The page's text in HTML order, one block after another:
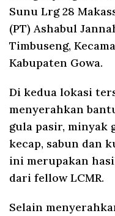
Sunu Lrg 28
(PT) Ashabul
Timbuseng,
Kabupaten Gowa.
Di kedua lokasi
menyerahkan
gula pasir, minyak
kecap, sabun dan
ini merupakan
dari fellow LCMR.
Selain